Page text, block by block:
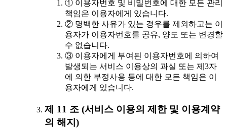
① 이용자번호 및 비밀번호에 대한 모든 관리
책임은 이용자에게 있습니다.
② 명백한 사유가 있는 경우를 제외하고는 이
용자가 이용자번호를 공유, 양도 또는 변경할
수 없습니다.
③ 이용자에게 부여된 이용자번호에 의하여
발생되는 서비스 이용상의 과실 또는 제3자
에 의한 부정사용 등에 대한 모든 책임은 이
용자에게 있습니다.
제 11 조 (서비스 이용의 제한 및 이용계약
의 해지)